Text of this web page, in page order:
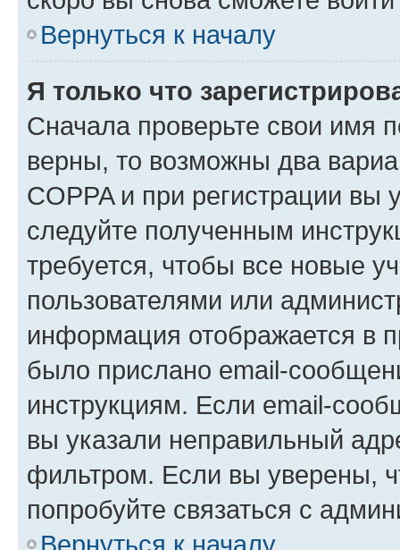
Вернуться к началу
Я только что
Сначала проверьте свои имя
верны, то возможны два
COPPA и при регистрации вы
следуйте полученным
требуется, чтобы все новые
пользователями или
информация отображается в
было прислано email-
инструкциям. Если email-
вы указали неправильный
фильтром. Если вы уверены,
попробуйте связаться с
Вернуться к началу